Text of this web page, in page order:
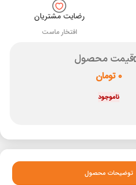
رضایت مشتریان
افتخار ماست
قیمت محصول
0 تومان
ناموجود
توضیحات محصول